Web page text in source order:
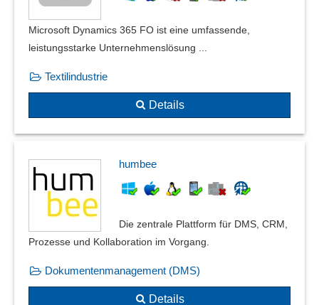
Microsoft Dynamics 365 FO ist eine umfassende,
leistungsstarke Unternehmenslösung ...
Textilindustrie
Details
humbee
Die zentrale Plattform für DMS, CRM,
Prozesse und Kollaboration im Vorgang.
Dokumentenmanagement (DMS)
Details